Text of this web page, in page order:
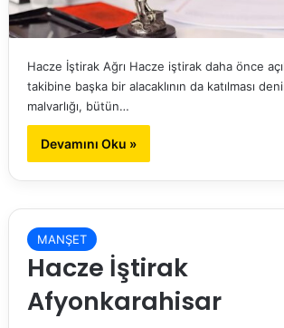
Hacze İştirak Ağrı Hacze iştirak daha önce
takibine başka bir alacaklının da katılması
malvarlığı, bütün…
Devamını Oku »
MANŞET
Hacze İştirak
Afyonkarahisar